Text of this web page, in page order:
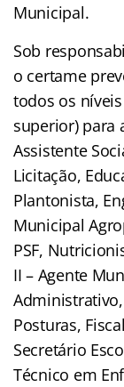
Municipal.
Sob
o certame
todos os
superior) para
Assistente
Licitação,
Plantonista,
Municipal
PSF,
II – Agente
Posturas,
Secretário
Técnico em